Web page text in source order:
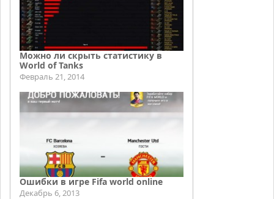
Можно ли скрыть статистику в
World of Tanks
Февраль 21, 2014
Ошибки в игре Fifa world online
Декабрь 6, 2013